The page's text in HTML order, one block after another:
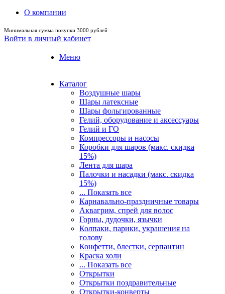
О компании
Минимальная сумма покупки 3000 рублей
Войти в личный кабинет
Меню
Каталог
Воздушные шары
Шары латексные
Шары фольгированные
Гелий, оборудование и аксессуары
Гелий и ГО
Компрессоры и насосы
Коробки для шаров (макс. скидка
15%)
Лента для шара
Палочки и насадки (макс. скидка
15%)
... Показать все
Карнавально-праздничные товары
Аквагрим, спрей для волос
Горны, дудочки, язычки
Колпаки, парики, украшения на
голову
Конфетти, блестки, серпантин
Краска холи
... Показать все
Открытки
Открытки поздравительные
Открытки-конверты